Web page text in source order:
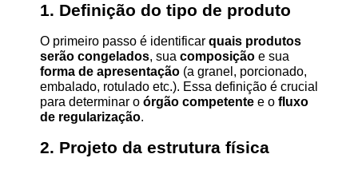
1. Definição do tipo de produto
O primeiro passo é identificar quais produtos
serão congelados, sua composição
forma de apresentação (a granel, porcionado,
embalado, rotulado etc.). Essa definição é crucial
para determinar o órgão competente e o fluxo
de regularização.
2. Projeto da estrutura física